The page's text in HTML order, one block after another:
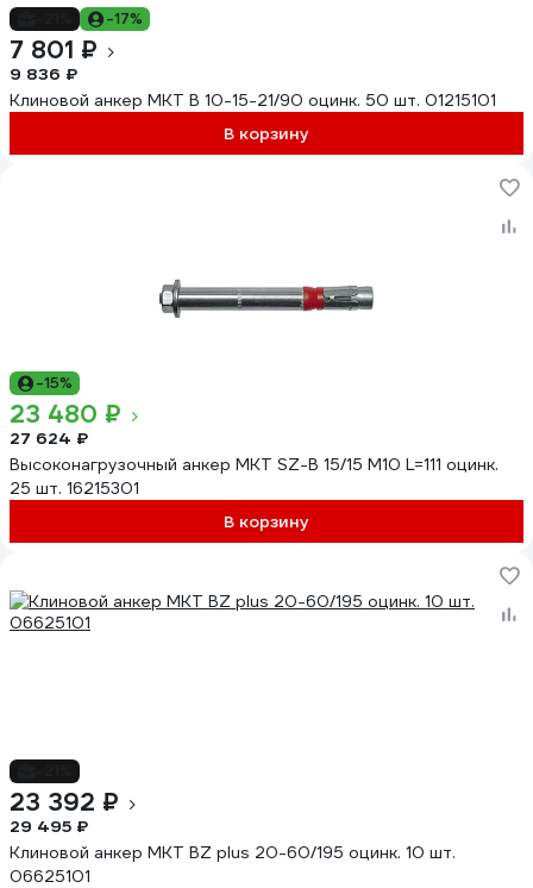
-17%
7 801 ₽
9 836 ₽
Клиновой анкер MKT B 10-15-21/90 оцинк. 50 шт. 01215101
В корзину
-15%
23 480 ₽
27 624 ₽
Высоконагрузочный анкер MKT SZ-B 15/15 М10 L=111 оцинк.
25 шт. 16215301
В корзину
23 392 ₽
29 495 ₽
Клиновой анкер MKT BZ plus 20-60/195 оцинк. 10 шт.
06625101